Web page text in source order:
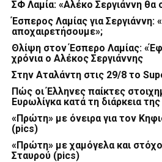
ΣΦ Λαμία: «Αλέκο Σεργιάννη θα
Έσπερος Λαμίας για Σεργιάννη:
αποχαιρετήσουμε»;
Θλίψη στον Έσπερο Λαμίας:
χρόνια ο Αλέκος Σεργιάννης
Στην Αταλάντη στις 29/8 το
Πώς οι Έλληνες παίκτες
Ευρωλίγκα κατά τη διάρκεια
«Πρώτη» με όνειρα για τον
(pics)
«Πρώτη» με χαμόγελα και
Σταυρού (pics)